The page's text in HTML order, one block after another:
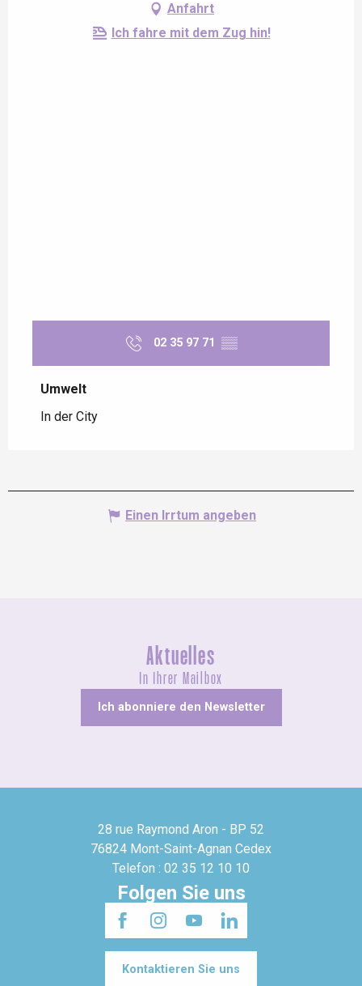
Anfahrt
Ich fahre mit dem Zug hin!
02 35 97 71 ▒▒
Umwelt
Umwelt
In der City
Einen Irrtum angeben
Aktuelles
In Ihrer Mailbox
Ich abonniere den Newsletter
28 rue Raymond Aron - BP 52
76824 Mont-Saint-Agnan Cedex
Telefon : 02 35 12 10 10
Folgen Sie uns
Kontaktieren Sie uns